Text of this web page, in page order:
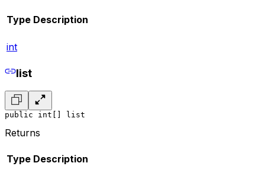
Type Description
int
list
public int[] list
Returns
Type Description